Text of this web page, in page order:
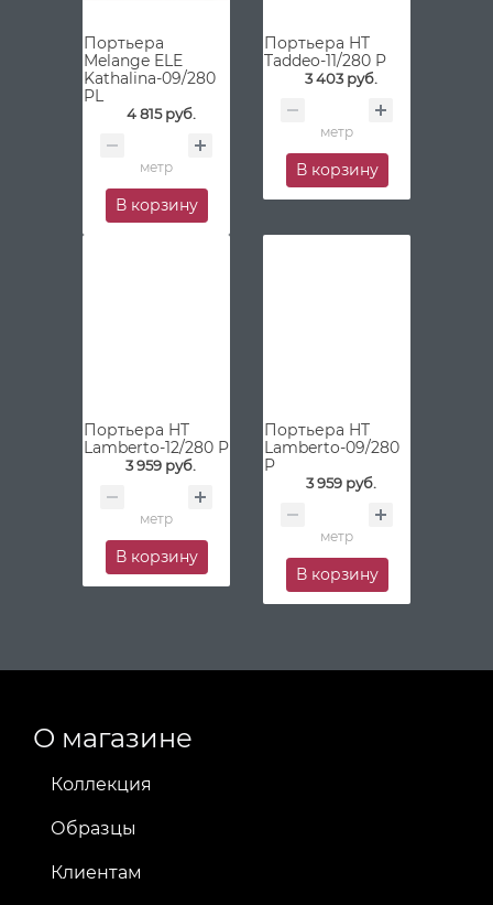
Портьера
Melange ELE
Kathalina-09/280
PL
4 815 руб.
метр
В корзину
Портьера HT
Taddeo-11/280 P
3 403 руб.
метр
В корзину
Портьера HT
Lamberto-12/280 P
3 959 руб.
метр
В корзину
Портьера HT
Lamberto-09/280
P
3 959 руб.
метр
В корзину
О магазине
Коллекция
Образцы
Клиентам